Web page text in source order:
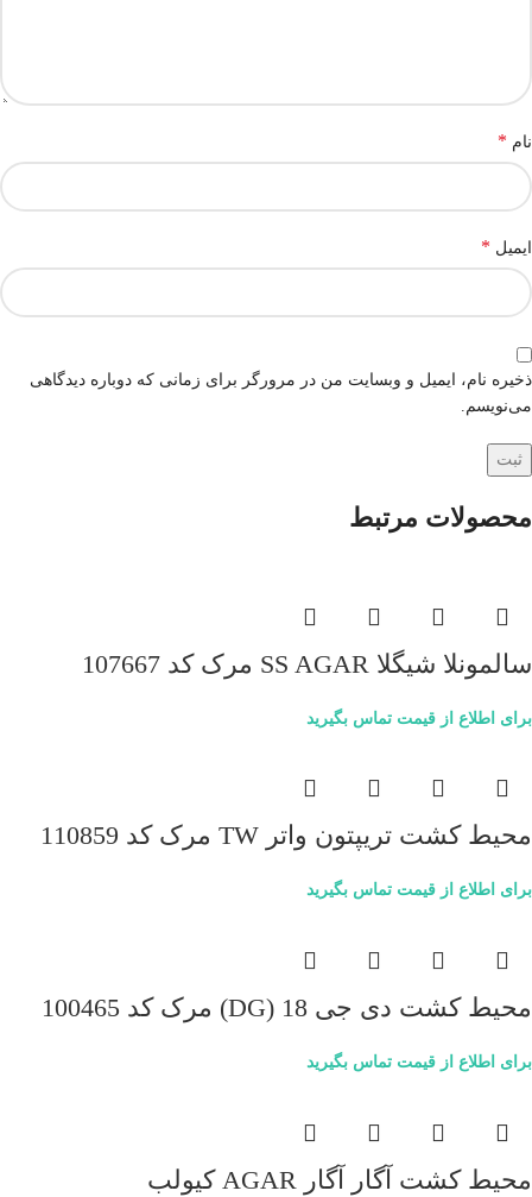
نام *
ایمیل *
ذخیره نام، ایمیل و وبسایت من در مرورگر برای زمانی که دوباره دیدگاهی
می‌نویسم.
محصولات مرتبط
سالمونلا شیگلا SS AGAR مرک کد 107667
برای اطلاع از قیمت تماس بگیرید
محیط کشت تریپتون واتر TW مرک کد 110859
برای اطلاع از قیمت تماس بگیرید
محیط کشت دی جی 18 (DG) مرک کد 100465
برای اطلاع از قیمت تماس بگیرید
محیط کشت آگار آگار AGAR کیولب